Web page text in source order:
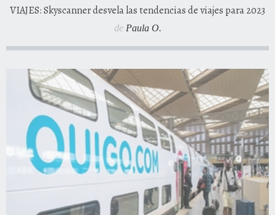
VIAJES: Skyscanner desvela las tendencias de viajes para 2023
de Paula O.